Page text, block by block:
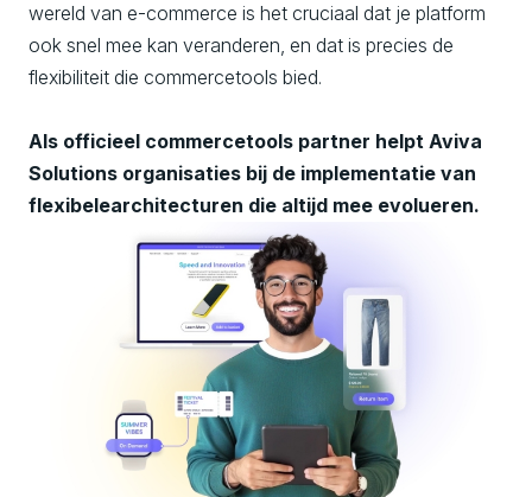
wereld van e-commerce is het cruciaal dat je platform
ook snel mee kan veranderen, en dat is precies de
flexibiliteit die commercetools bied.
Als officieel commercetools partner helpt Aviva
Solutions organisaties bij de implementatie van
flexibelearchitecturen die altijd mee evolueren.